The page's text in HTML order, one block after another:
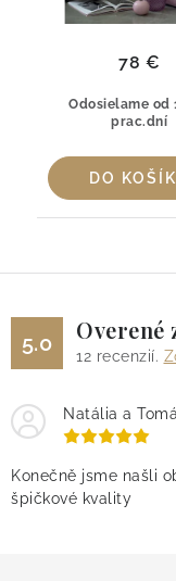
Odosielame od
prac.dní
78 €
DO
5.0 Overené
12 recenzií.
Natália a
Konečně jsme našli
špičkové kvality